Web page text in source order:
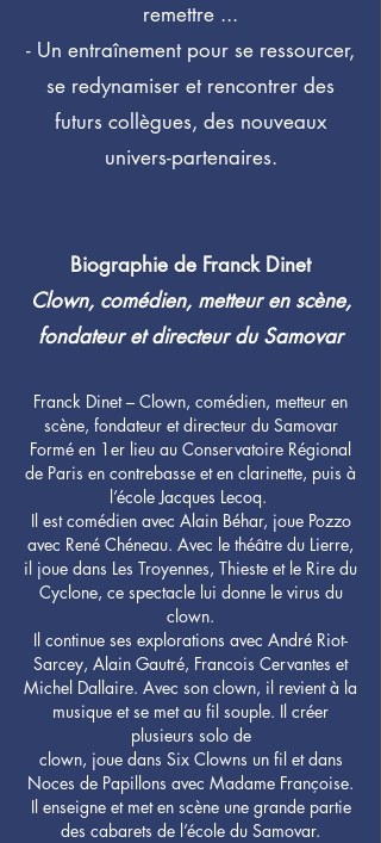
remettre ...
- Un entraînement pour se ressourcer,
se redynamiser et rencontrer des
futurs collègues, des nouveaux
univers-partenaires.
Biographie de Franck Dinet
Clown, comédien, metteur en scène,
fondateur et directeur du Samovar
Franck Dinet – Clown, comédien, metteur en
scène, fondateur et directeur du Samovar
Formé en 1er lieu au Conservatoire Régional
de Paris en contrebasse et en clarinette, puis à
l’école Jacques Lecoq.
Il est comédien avec Alain Béhar, joue Pozzo
avec René Chéneau. Avec le théâtre du Lierre,
il joue dans Les Troyennes, Thieste et le Rire du
Cyclone, ce spectacle lui donne le virus du
clown.
Il continue ses explorations avec André Riot-
Sarcey, Alain Gautré, Francois Cervantes et
Michel Dallaire. Avec son clown, il revient à la
musique et se met au fil souple. Il créer
plusieurs solo de
clown, joue dans Six Clowns un fil et dans
Noces de Papillons avec Madame Françoise.
Il enseigne et met en scène une grande partie
des cabarets de l’école du Samovar.